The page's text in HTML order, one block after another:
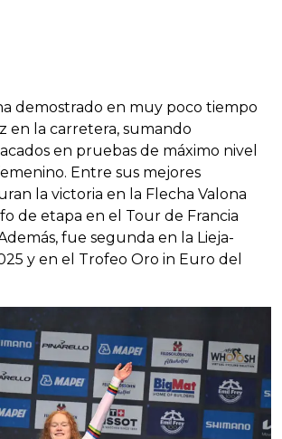
demostrado en muy poco tiempo
en la carretera, sumando
en pruebas de máximo nivel
Entre sus mejores
la victoria en la Flecha Valona
de etapa en el Tour de Francia
fue segunda en la Lieja-
y en el Trofeo Oro in Euro del